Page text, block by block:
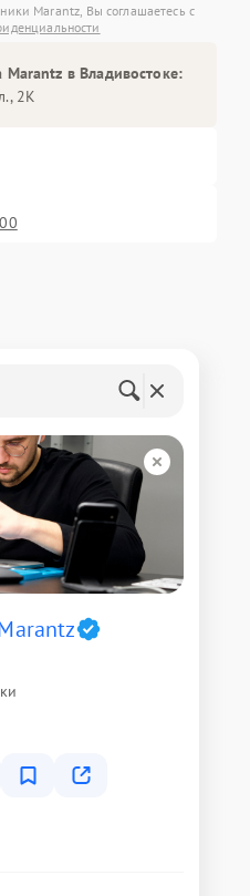
Marantz, Вы соглашаетесь с
Marantz в Владивостоке:
2К